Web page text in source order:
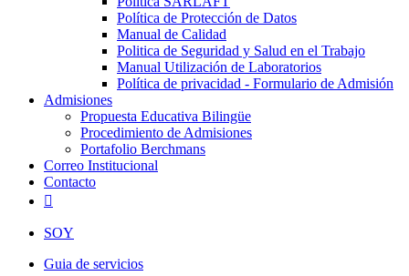
Política de Protección de Datos
Manual de Calidad
Politica de Seguridad y Salud en el Trabajo
Manual Utilización de Laboratorios
Política de privacidad - Formulario de Admisión
Admisiones
Propuesta Educativa Bilingüe
Procedimiento de Admisiones
Portafolio Berchmans
Correo Institucional
Contacto

SOY
Guia de servicios